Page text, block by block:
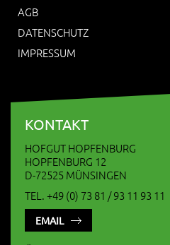
AGB
DATENSCHUTZ
IMPRESSUM
KONTAKT
HOFGUT HOPFENBURG
HOPFENBURG 12
D-72525 MÜNSINGEN
TEL. +49 (0) 73 81 / 93 11 93 11
EMAIL